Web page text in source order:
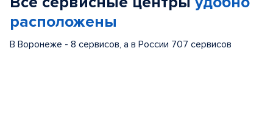
расположены
В Воронеже - 8 сервисов, а в России 707 сервисов